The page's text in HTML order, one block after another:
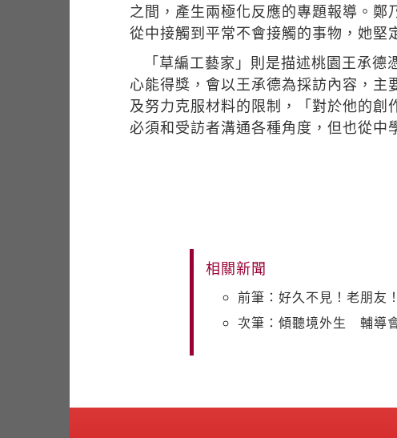
之間，產生兩極化反應的專題報導。
從中接觸到平常不會接觸的事物，她堅
「草編工藝家」則是描述桃園王承
心能得獎，會以王承德為採訪內容，
及努力克服材料的限制，「對於他的
必須和受訪者溝通各種角度，但也從中
相關新聞
前筆：好久不見！老朋
次筆：傾聽境外生 輔導